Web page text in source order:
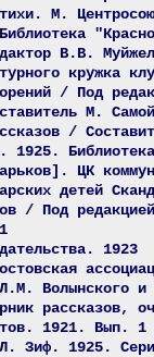
М.
В.В.
кружка
/ Под
М.
/
ЦК
детей
/ Под
1923
Волынского
рассказов,
1921. Вып. 1
Зиф. 1925.